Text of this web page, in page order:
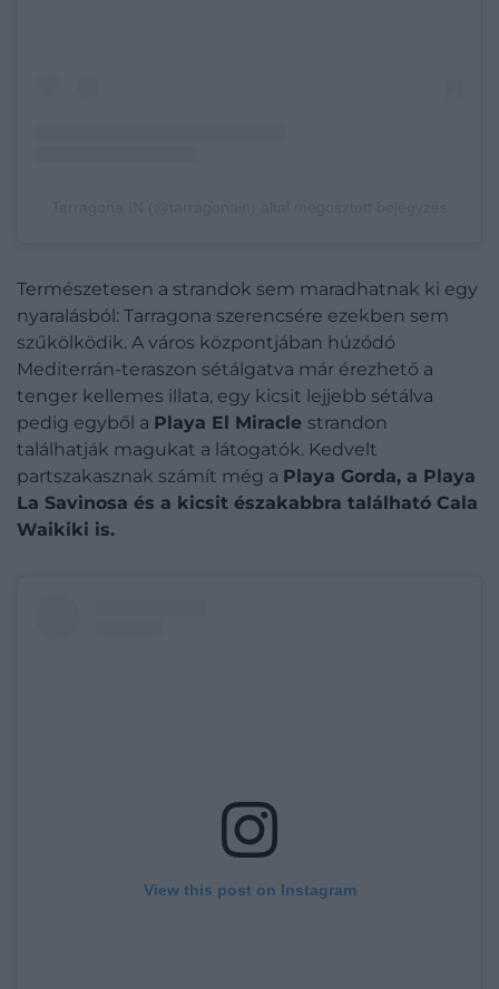
Természetesen a strandok sem maradhatnak ki egy
nyaralásból: Tarragona szerencsére ezekben sem
szűkölködik. A város központjában húzódó
Mediterrán-teraszon sétálgatva már érezhető a
tenger kellemes illata, egy kicsit lejjebb sétálva
pedig egyből a Playa El Miracle strandon
találhatják magukat a látogatók. Kedvelt
partszakasznak számít még a Playa Gorda, a Playa
La Savinosa és a kicsit északabbra található Cala
Waikiki is.
View this post on Instagram